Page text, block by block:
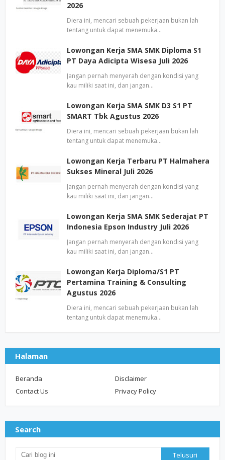
2026
Diera ini, mencari sebuah pekerjaan bukan lah
tentang untuk dapat menemuka…
Lowongan Kerja SMA SMK Diploma S1
PT Daya Adicipta Wisesa Juli 2026
Jangan pernah menyerah dengan kondisi yang
kau miliki saat ini, dan jangan…
Lowongan Kerja SMA SMK D3 S1 PT
SMART Tbk Agustus 2026
Diera ini, mencari sebuah pekerjaan bukan lah
tentang untuk dapat menemuka…
Lowongan Kerja Terbaru PT Halmahera
Sukses Mineral Juli 2026
Jangan pernah menyerah dengan kondisi yang
kau miliki saat ini, dan jangan…
Lowongan Kerja SMA SMK Sederajat PT
Indonesia Epson Industry Juli 2026
Jangan pernah menyerah dengan kondisi yang
kau miliki saat ini, dan jangan…
Lowongan Kerja Diploma/S1 PT
Pertamina Training & Consulting
Agustus 2026
Diera ini, mencari sebuah pekerjaan bukan lah
tentang untuk dapat menemuka…
Halaman
Beranda
Disclaimer
Contact Us
Privacy Policy
Search